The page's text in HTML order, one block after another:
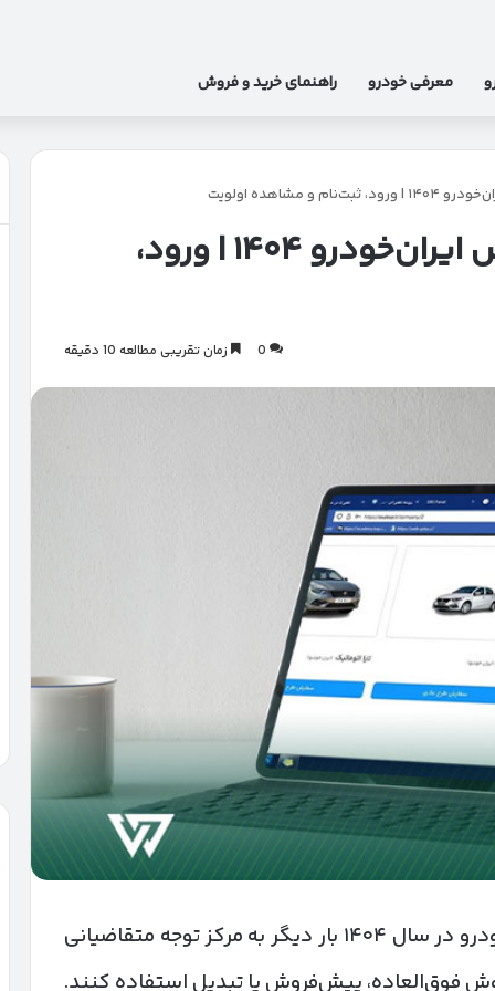
معرفی خودرو راهنمای خرید و فروش
مشاهده اولویت
راهنمای جامع سامانه فروش ایران‌خودرو ۱۴۰۴ | ورود،
0 زمان تقریبی مطالعه 10 دقیقه
سامانه فروش و سامانه اولویت‌بندی ایران‌خودرو در سال ۱۴۰۴ بار دیگر به مرکز توجه متقاضیانی
فوق‌العاده، پیش‌فروش یا تبدیل استفاده کنند.